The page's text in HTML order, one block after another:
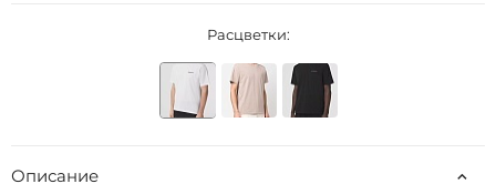
Расцветки:
Описание